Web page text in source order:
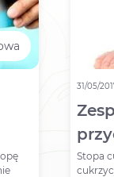
31/05/
Stopa